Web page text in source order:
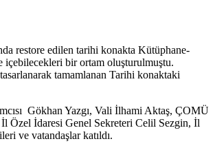
restore edilen tarihi konakta Kütüphane-
bir ortam oluşturulmuştu.
tamamlanan Tarihi konaktaki
Gökhan Yazgı, Vali İlhami Aktaş, ÇOMÜ
Özel İdaresi Genel Sekreteri Celil Sezgin, İl
ve vatandaşlar katıldı.